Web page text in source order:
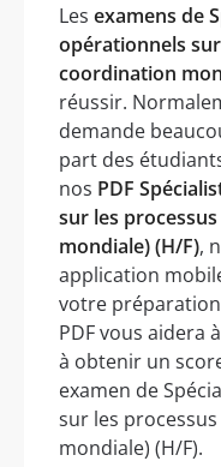
Les examens de
opérationnels
coordination
réussir.
demande
part des
nos PDF
sur les
mondiale) (H/F),
application
votre
PDF vous aidera
à obtenir un
examen de
sur les
mondiale) (H/F).